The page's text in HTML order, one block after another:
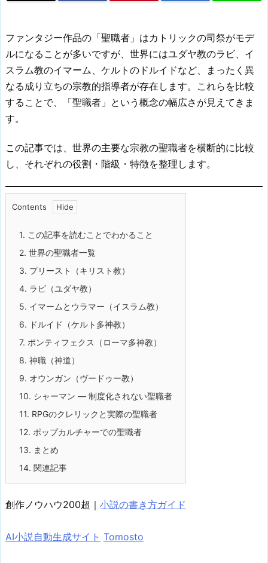
ファンタジー作品の「聖職者」はカトリックの司祭がモデ
ルになることが多いですが、世界にはユダヤ教のラビ、イ
スラム教のイマーム、ケルトのドルイドなど、まったく異
なる成り立ちの宗教的指導者が存在します。これらを比較
することで、「聖職者」という概念の幅広さが見えてきま
す。
この記事では、世界の主要な宗教の聖職者を横断的に比較
し、それぞれの役割・階級・特徴を整理します。
Contents
1. この記事を読むことでわかること
2. 世界の聖職者一覧
3. プリースト（キリスト教）
4. ラビ（ユダヤ教）
5. イマームとウラマー（イスラム教）
6. ドルイド（ケルト多神教）
7. ポンティフェクス（ローマ多神教）
8. 神職（神道）
9. オウンガン（ヴードゥー教）
10. シャーマン — 制度化されない聖職者
11. RPGのクレリックと実際の聖職者
12. ポップカルチャーでの聖職者
13. まとめ
14. 関連記事
創作ノウハウ200超｜ 小説の書き方ガイド
AI小説自動生成サイト Tomosto